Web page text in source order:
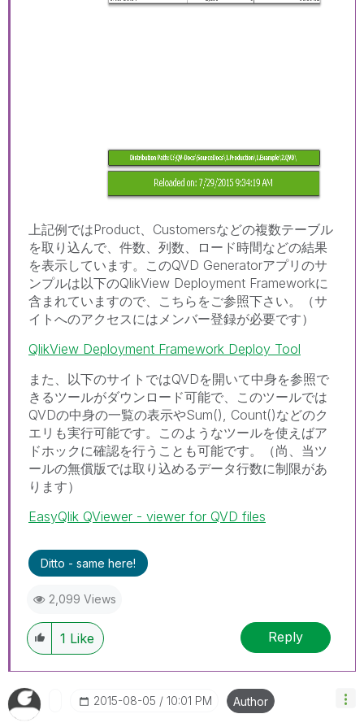
上記例ではProduct、Customersなどの複数テーブル
を取り込んで、件数、列数、ロード時間などの結果
を表示しています。このQVD Generatorアプリのサ
ンプルは以下のQlikView Deployment Frameworkに
含まれていますので、こちらをご参照下さい。（サ
イトへのアクセスにはメンバー登録が必要です）
QlikView Deployment Framework Deploy Tool
また、以下のサイトではQVDを開いて中身を参照で
きるツールがダウンロード可能で、このツールでは
QVDの中身の一覧の表示やSum(), Count()などのク
エリも実行可能です。このようなツールを使えばア
ドホックに確認を行うことも可能です。（尚、当ツ
ールの無償版では取り込めるデータ行数に制限があ
ります）
EasyQlik QViewer - viewer for QVD files
Ditto - same here!
2,099 Views
1 Like Reply
‎2015-08-05 10:01 PM Author